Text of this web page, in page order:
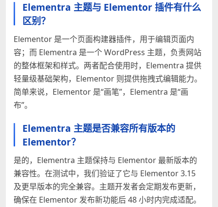
Elementra 主题与 Elementor 插件有什么
区别？
Elementor 是一个页面构建器插件，用于编辑页面内
容；而 Elementra 是一个 WordPress 主题，负责网站
的整体框架和样式。两者配合使用时，Elementra 提供
轻量级基础架构，Elementor 则提供拖拽式编辑能力。
简单来说，Elementor 是“画笔”，Elementra 是“画
布”。
Elementra 主题是否兼容所有版本的
Elementor？
是的，Elementra 主题保持与 Elementor 最新版本的
兼容性。在测试中，我们验证了它与 Elementor 3.15
及更早版本的完全兼容。主题开发者会定期发布更新，
确保在 Elementor 发布新功能后 48 小时内完成适配。